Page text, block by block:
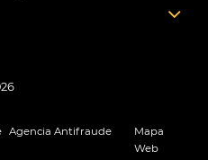
Agencia Antifraude
Mapa
Web